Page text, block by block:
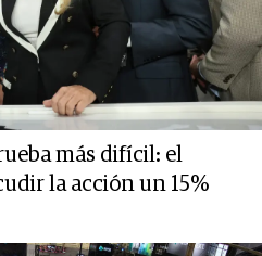
más difícil: el
la acción un 15%